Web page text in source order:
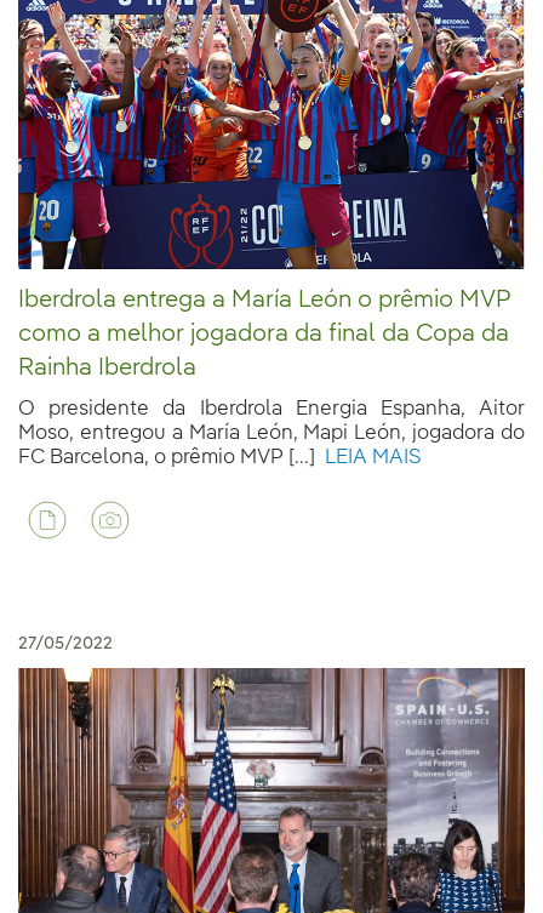
Iberdrola entrega a María León o prêmio MVP
como a melhor jogadora da final da Copa da
Rainha Iberdrola
O presidente da Iberdrola Energia Espanha, Aitor
Moso, entregou a María León, Mapi León, jogadora do
FC Barcelona, o prêmio MVP [...]
LEIA MAIS
27/05/2022